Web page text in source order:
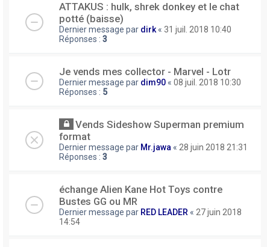
ATTAKUS : hulk, shrek donkey et le chat
potté (baisse)
Dernier message par dirk« 31 juil. 2018 10:40
Réponses : 3
Je vends mes collector - Marvel - Lotr
Dernier message par dim90 « 08 juil. 2018 10:30
Réponses : 5
Vends Sideshow Superman premium
format
Dernier message par Mr.jawa « 28 juin 2018 21:31
Réponses : 3
échange Alien Kane Hot Toys contre
Bustes GG ou MR
Dernier message par RED LEADER « 27 juin 2018
14:54